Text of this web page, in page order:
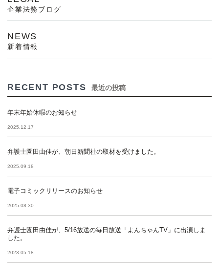
企業法務ブログ
NEWS
新着情報
RECENT POSTS 最近の投稿
年末年始休暇のお知らせ
2025.12.17
弁護士園田由佳が、朝日新聞社の取材を受けました。
2025.09.18
電子コミックリリースのお知らせ
2025.08.30
弁護士園田由佳が、5/16放送の毎日放送「よんちゃんTV」に出演しま
した。
2023.05.18